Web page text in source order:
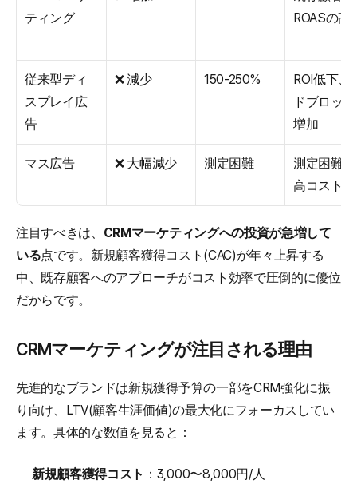
ティング
ROASの高
従来型ディ
スプレイ広
告
❌ 減少 150-250%
ROI低下、
ドブロック
増加
マス広告 ❌ 大幅減少 測定困難
測定困難、
高コスト
注目すべきは、 CRMマーケティングへの投資が急増して
いる点です。新規顧客獲得コスト(CAC)が年々上昇する
中、既存顧客へのアプローチがコスト効率で圧倒的に優位
だからです。
CRMマーケティングが注目される理由
先進的なブランドは新規獲得予算の一部をCRM強化に振
り向け、LTV(顧客生涯価値)の最大化にフォーカスしてい
ます。具体的な数値を見ると：
新規顧客獲得コスト ：3,000〜8,000円/人